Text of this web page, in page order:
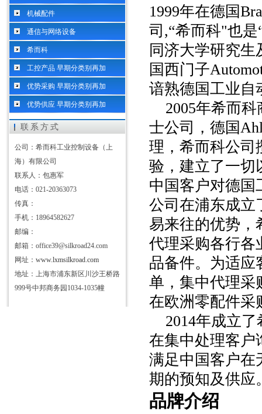
机械配件
通信与网络设备
希而科
工控产品 早期分类别再加
优势采购 早期分类别再加
优势供应 早期分类别再加
联系方式
公司：希而科工业控制设备（上
海）有限公司
联系人：包惠军
电话：021-20363073
传真：
手机：18964582627
邮编：
邮箱：office39@silkroad24.com
网址： www.lxmsilkroad.com
地址：上海市浦东新区川沙王桥路
999号中邦商务园1034-1035幢
1999年在德国
司,“希而科"也
同济大学研究生
国西门子
谙熟德国工业自
2005年希而
士公司，德国
理，希而科公司
验，建立了一切
中国客户对德国
公司在浦东成立
易来往的优势，
代理采购各行各
品备件。为适应
单，集中代理采
在欧洲零配件采
2014年成立
在集中处理客户
满足中国客户在
期的预知及供应
品牌介绍